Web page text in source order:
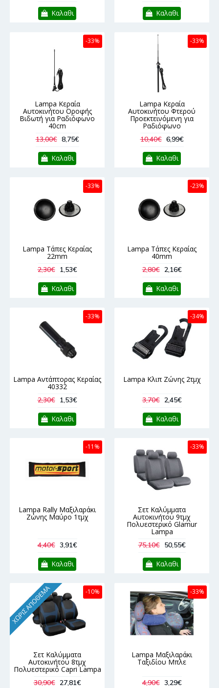
Καλαθι Καλαθι
-33%
Lampa Κεραία
Αυτοκινήτου Οροφής
Βιδωτή για Ραδιόφωνο
40cm
13,00€ 8,75€
Καλαθι
-33%
Lampa Κεραία
Αυτοκινήτου Φτερού
Προεκτεινόμενη για
Ραδιόφωνο
10,40€ 6,99€
Καλαθι
-33%
Lampa Τάπες Κεραίας
22mm
2,30€ 1,53€
Καλαθι
-23%
Lampa Τάπες Κεραίας
40mm
2,80€ 2,16€
Καλαθι
-33%
Lampa Αντάπτορας Κεραίας
40332
2,30€ 1,53€
Καλαθι
-34%
Lampa Κλιπ Ζώνης 2τμχ
3,70€ 2,45€
Καλαθι
-11%
Lampa Rally Μαξιλαράκι
Ζώνης Μαύρο 1τμχ
4,40€ 3,91€
Καλαθι
-33%
Σετ Καλύμματα
Αυτοκινήτου 9τμχ
Πολυεστερικό Glamur
Lampa
75,10€ 50,55€
Καλαθι
-10%
ΧΩΡΊΣ ΑΠΌΘΕΜΑ
Σετ Καλύμματα
Αυτοκινήτου 8τμχ
Πολυεστερικό Capri Lampa
30,90€ 27,81€
-33%
Lampa Μαξιλαράκι
Ταξιδίου Μπλε
4,90€ 3,29€